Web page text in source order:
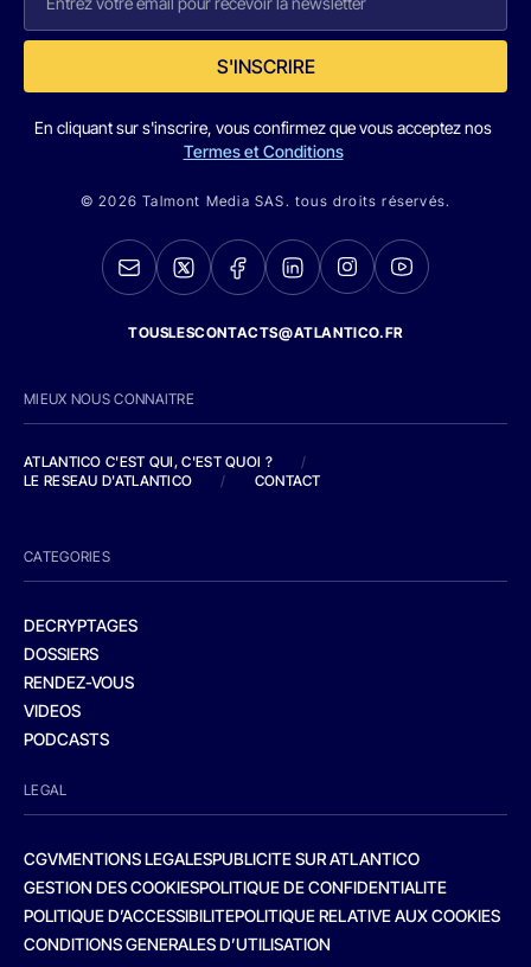
S'INSCRIRE
En cliquant sur s'inscrire, vous confirmez que vous acceptez nos
Termes et Conditions
© 2026 Talmont Media SAS. tous droits réservés.
TOUSLESCONTACTS@ATLANTICO.FR
MIEUX NOUS CONNAITRE
ATLANTICO C'EST QUI, C'EST QUOI ?
/
LE RESEAU D'ATLANTICO
/ CONTACT
CATEGORIES
DECRYPTAGES
DOSSIERS
RENDEZ-VOUS
VIDEOS
PODCASTS
LEGAL
CGVMENTIONS LEGALESPUBLICITE SUR ATLANTICO
GESTION DES COOKIESPOLITIQUE DE CONFIDENTIALITE
POLITIQUE D’ACCESSIBILITEPOLITIQUE RELATIVE AUX COOKIES
CONDITIONS GENERALES D’UTILISATION